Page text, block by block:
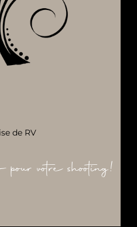
de RV
votre shooting!